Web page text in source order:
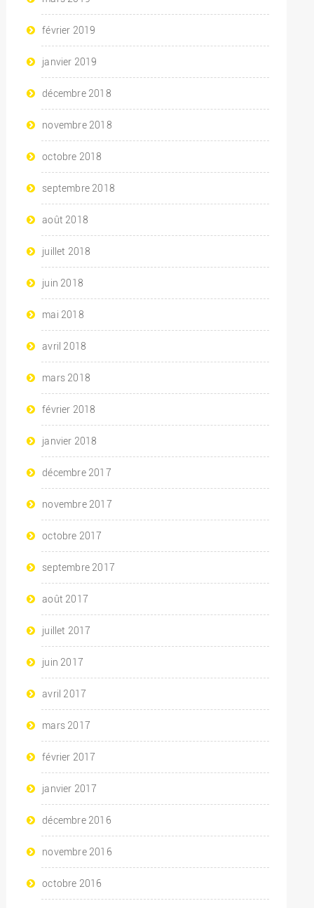
février 2019
janvier 2019
décembre 2018
novembre 2018
octobre 2018
septembre 2018
août 2018
juillet 2018
juin 2018
mai 2018
avril 2018
mars 2018
février 2018
janvier 2018
décembre 2017
novembre 2017
octobre 2017
septembre 2017
août 2017
juillet 2017
juin 2017
avril 2017
mars 2017
février 2017
janvier 2017
décembre 2016
novembre 2016
octobre 2016